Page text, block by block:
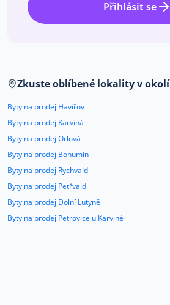
Přehled realitních makléřů
O nás
Kariéra
Kontakt
Přihlásit se
Zkuste oblíbené lokality v okolí
Byty na prodej Havířov
Byty na prodej Karviná
Byty na prodej Orlová
Byty na prodej Bohumín
Byty na prodej Rychvald
Byty na prodej Petřvald
Byty na prodej Dolní Lutyně
Byty na prodej Petrovice u Karviné